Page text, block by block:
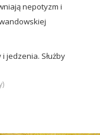
nepotyzm i
jedzenia. Służby